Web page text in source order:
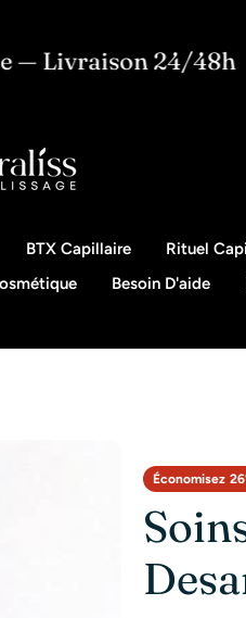
24/48h ⭐
BTX Capillaire Rituel
Besoin D'aide
Économisez